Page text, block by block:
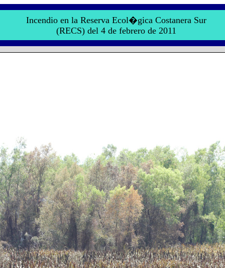
Incendio en la Reserva Ecol�gica Costanera Sur
(RECS) del 4 de febrero de 2011